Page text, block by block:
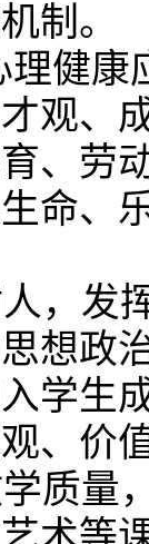
制。
健
观、
、劳
命、
人，
想政
学生
、价
学质